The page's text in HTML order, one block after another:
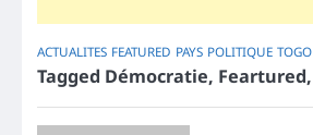
ACTUALITES FEATURED PAYS POLITIQUE TOGO
Tagged Démocratie, Feartured,